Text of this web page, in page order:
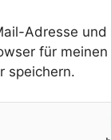
Adresse und
für
speichern.